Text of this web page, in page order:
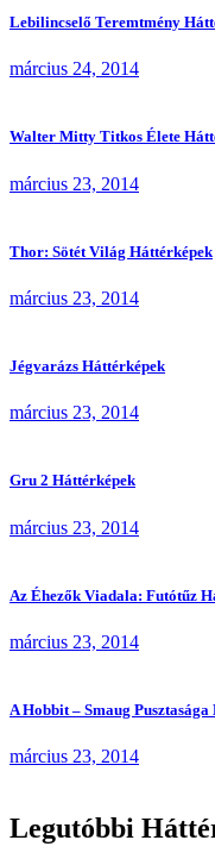
Lebilincselő Teremtmény
március 24, 2014
Walter Mitty Titkos Élete
március 23, 2014
Thor: Sötét Világ Háttérképek
március 23, 2014
Jégvarázs Háttérképek
március 23, 2014
Gru 2 Háttérképek
március 23, 2014
Az Éhezők Viadala: Futótűz
március 23, 2014
A Hobbit – Smaug
március 23, 2014
Legutóbbi